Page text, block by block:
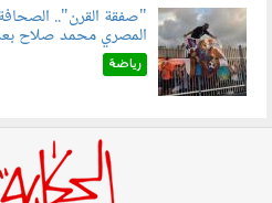
070801.jpg
"صفقة القرن"..
المصري محمد صلاح
رياضة